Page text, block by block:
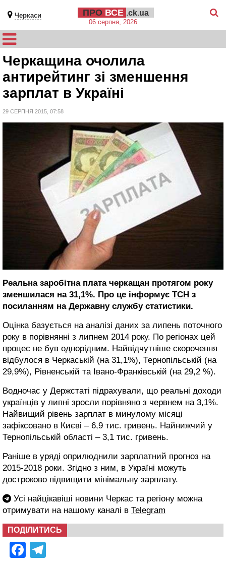
Черкаси ПРО ВСЕ .ck.ua
06 серпня, 2026
Черкащина очолила
антирейтинг зі зменшення
зарплат в Україні
29 СЕРПНЯ 2015, 07:58
Реальна заробітна плата черкащан протягом року
зменшилася на 31,1%. Про це інформує ТСН з
посиланням на Державну службу статистики.
Оцінка базується на аналізі даних за липень поточного
року в порівнянні з липнем 2014 року. По регіонах цей
процес не був однорідним. Найвідчутніше скорочення
відбулося в Черкаській (на 31,1%), Тернопільській (на
29,9%), Рівненській та Івано-Франківській (на 29,2 %).
Водночас у Держстаті підрахували, що реальні доходи
українців у липні зросли порівняно з червнем на 3,1%.
Найвищий рівень зарплат в минулому місяці
зафіксовано в Києві – 6,9 тис. гривень. Найнижчий у
Тернопільській області – 3,1 тис. гривень.
Раніше в уряді оприлюднили зарплатний прогноз на
2015-2018 роки. Згідно з ним, в Україні можуть
достроково підвищити мінімальну зарплату.
Усі найцікавіші новини Черкас та регіону можна
отримувати на нашому каналі в Telegram
ПОДІЛИТИСЬ
Facebook